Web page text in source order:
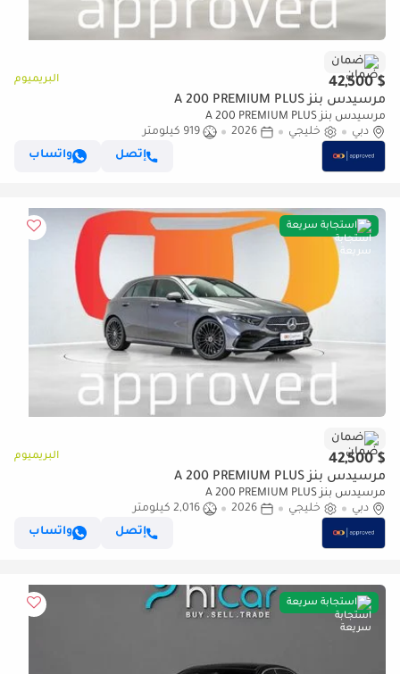
ضمان
$ 42,500 البريميوم
مرسيدس بنز A 200 PREMIUM PLUS
مرسيدس بنز A 200 PREMIUM PLUS
دبي
خليجي 2026
919 كيلومتر
إتصل
واتساب
استجابة سريعة
ضمان
$ 42,500 البريميوم
مرسيدس بنز A 200 PREMIUM PLUS
مرسيدس بنز A 200 PREMIUM PLUS
دبي
خليجي 2026
2,016 كيلومتر
إتصل
واتساب
استجابة سريعة